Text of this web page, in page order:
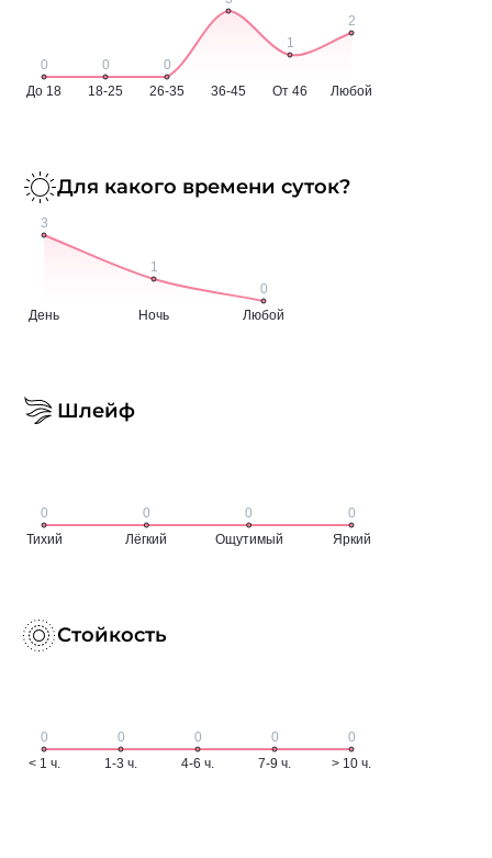
Для какого времени суток?
Шлейф
Стойкость